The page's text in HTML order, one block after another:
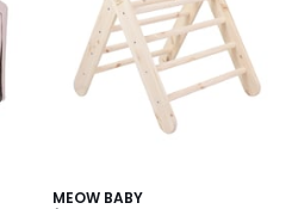
MEOW BABY
4